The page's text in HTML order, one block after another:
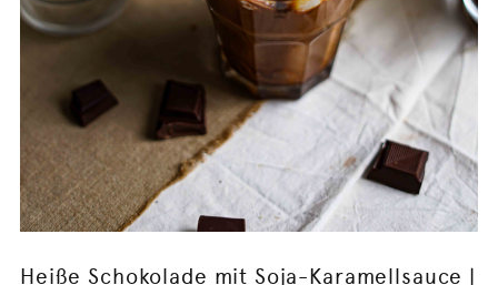
Heiße Schokolade mit Soja-Karamellsauce |